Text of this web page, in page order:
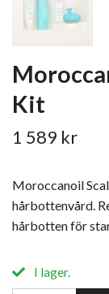
Kit
1 589 kr
Moroccanoil
hårbottenvård.
hårbotten för
I lager.